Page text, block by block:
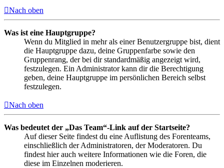
Nach oben
Was ist eine Hauptgruppe?
Wenn du Mitglied in mehr als einer Benutzergruppe bist, dient
die Hauptgruppe dazu, deine Gruppenfarbe sowie den
Gruppenrang, der bei dir standardmäßig angezeigt wird,
festzulegen. Ein Administrator kann dir die Berechtigung
geben, deine Hauptgruppe im persönlichen Bereich selbst
festzulegen.
Nach oben
Was bedeutet der „Das Team“-Link auf der Startseite?
Auf dieser Seite findest du eine Auflistung des Forenteams,
einschließlich der Administratoren, der Moderatoren. Du
findest hier auch weitere Informationen wie die Foren, die
diese im Einzelnen moderieren.